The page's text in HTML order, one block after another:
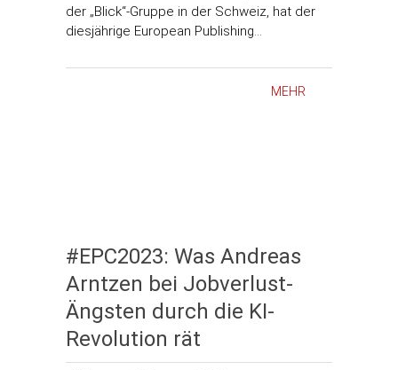
der „Blick“-Gruppe in der Schweiz, hat der
diesjährige European Publishing…
MEHR
#EPC2023: Was Andreas
Arntzen bei Jobverlust-
Ängsten durch die KI-
Revolution rät